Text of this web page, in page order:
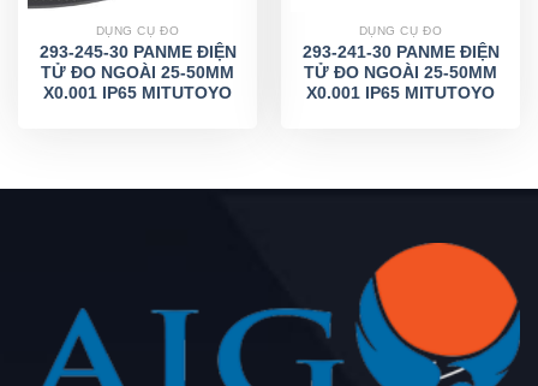
DỤNG CỤ ĐO
293-245-30 PANME ĐIỆN
TỬ ĐO NGOÀI 25-50MM
X0.001 IP65 MITUTOYO
DỤNG CỤ ĐO
293-241-30 PANME ĐIỆN
TỬ ĐO NGOÀI 25-50MM
X0.001 IP65 MITUTOYO